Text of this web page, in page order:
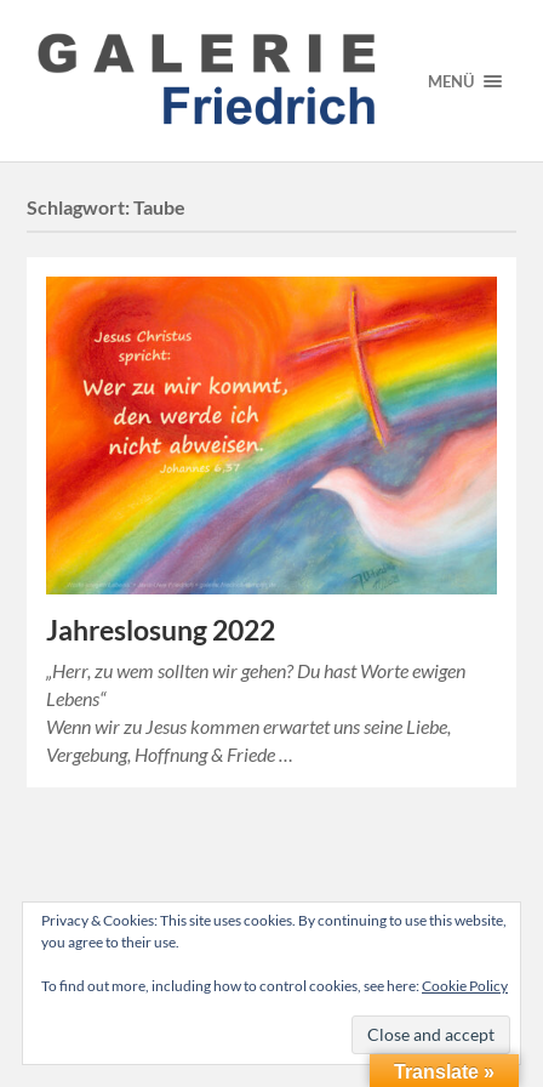
MENÜ
Schlagwort:Taube
Jahreslosung 2022
„Herr, zu wem sollten wir gehen? Du hast Worte ewigen
Lebens“
Wenn wir zu Jesus kommen erwartet uns seine Liebe,
Vergebung, Hoffnung & Friede …
Translate »
Privacy & Cookies: This site uses cookies. By continuing to use this website,
you agree to their use.
To find out more, including how to control cookies, see here:Cookie Policy